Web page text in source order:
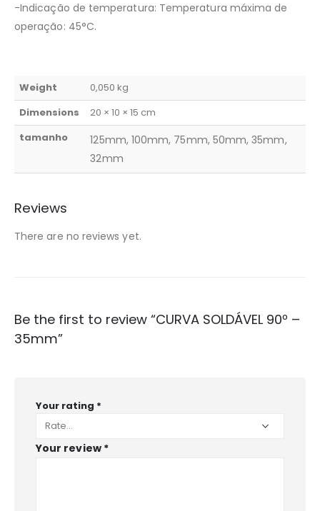
-Indicação de temperatura: Temperatura máxima de
operação: 45°C.
Weight
0,050 kg
Dimensions
20 × 10 × 15 cm
tamanho
125mm, 100mm, 75mm, 50mm, 35mm,
32mm
Reviews
There are no reviews yet.
Be the first to review “CURVA SOLDÁVEL 90º –
35mm”
Your rating *
Your review *